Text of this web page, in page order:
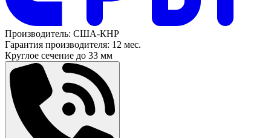
Производитель: США-КНР
Гарантия производителя: 12 мес.
Круглое сечение до 33 мм